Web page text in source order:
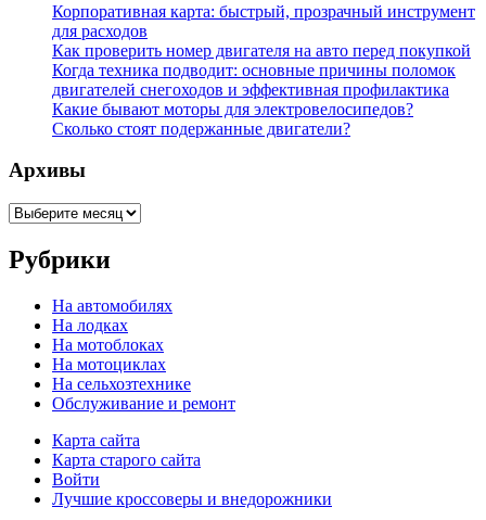
Корпоративная карта: быстрый, прозрачный инструмент
для расходов
Как проверить номер двигателя на авто перед покупкой
Когда техника подводит: основные причины поломок
двигателей снегоходов и эффективная профилактика
Какие бывают моторы для электровелосипедов?
Сколько стоят подержанные двигатели?
Архивы
Архивы
Рубрики
На автомобилях
На лодках
На мотоблоках
На мотоциклах
На сельхозтехнике
Обслуживание и ремонт
Карта сайта
Карта старого сайта
Войти
Лучшие кроссоверы и внедорожники